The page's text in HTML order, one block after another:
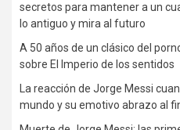
secretos para mantener a un
lo antiguo y mira al futuro
A 50 años de un clásico del
sobre El Imperio de los sentidos
La reacción de Jorge Messi
mundo y su emotivo abrazo al